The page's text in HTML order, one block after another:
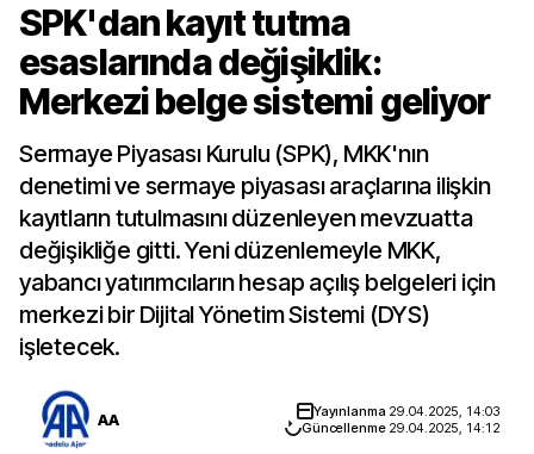
SPK'dan kayıt tutma
esaslarında değişiklik:
Merkezi belge sistemi geliyor
Sermaye Piyasası Kurulu (SPK), MKK'nın
denetimi ve sermaye piyasası araçlarına ilişkin
kayıtların tutulmasını düzenleyen mevzuatta
değişikliğe gitti. Yeni düzenlemeyle MKK,
yabancı yatırımcıların hesap açılış belgeleri için
merkezi bir Dijital Yönetim Sistemi (DYS)
işletecek.
AA Yayınlanma 29.04.2025, 14:03
Güncellenme 29.04.2025, 14:12